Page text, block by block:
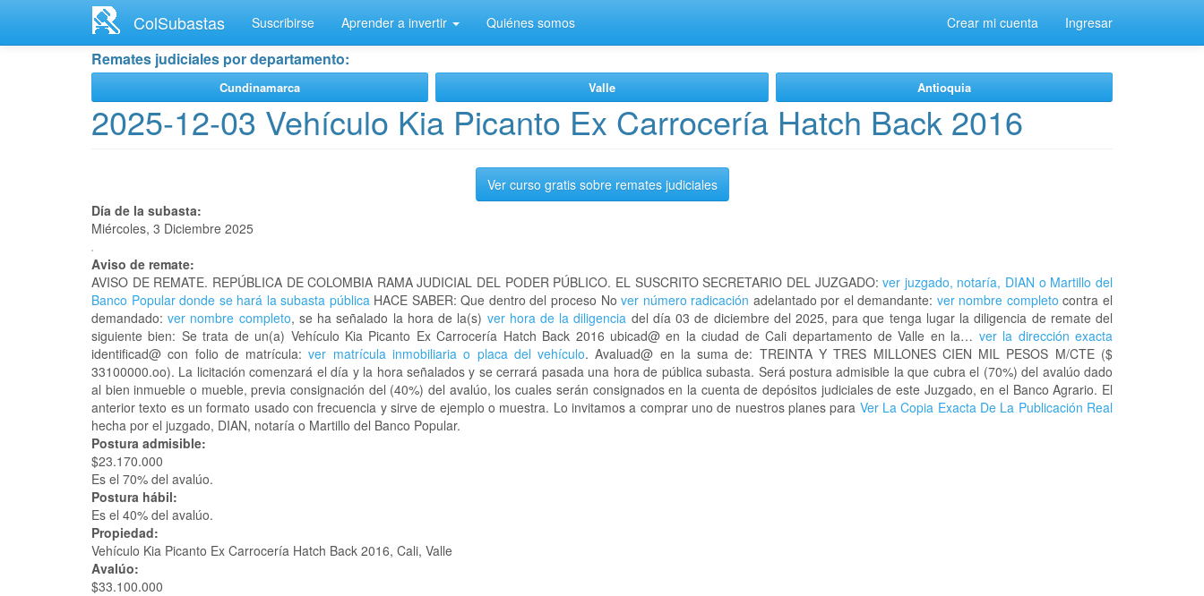
contenido
ColSubastas Suscribirse Aprender a invertir Quiénes somos Crear mi cuenta Ingresar
Remates judiciales por departamento:
Cundinamarca Valle Antioquia
2025-12-03 Vehículo Kia Picanto Ex Carrocería Hatch Back 2016
Ver curso gratis sobre remates judiciales
Día de la subasta:
Miércoles, 3 Diciembre 2025
Aviso de remate:
AVISO DE REMATE. REPÚBLICA DE COLOMBIA RAMA JUDICIAL DEL PODER PÚBLICO. EL SUSCRITO SECRETARIO DEL JUZGADO: ver juzgado, notaría, DIAN o Martillo del
Banco Popular donde se hará la subasta públicaHACE SABER: Que dentro del proceso Nover número radicación adelantado por el demandante: ver nombre completo contra el
demandado:ver nombre completo, se ha señalado la hora de la(s) ver hora de la diligencia del día 03 de diciembre del 2025, para que tenga lugar la diligencia de remate del
siguiente bien: Se trata de un(a) Vehículo Kia Picanto Ex Carrocería Hatch Back 2016 ubicad@ en la ciudad de Cali departamento de Valle en la… ver la dirección exacta
identificad@ con folio de matrícula:ver matrícula inmobiliaria o placa del vehículo. Avaluad@ en la suma de: TREINTA Y TRES MILLONES CIEN MIL PESOS M/CTE ($
33100000.oo). La licitación comenzará el día y la hora señalados y se cerrará pasada una hora de pública subasta. Será postura admisible la que cubra el (70%) del avalúo dado
al bien inmueble o mueble, previa consignación del (40%) del avalúo, los cuales serán consignados en la cuenta de depósitos judiciales de este Juzgado, en el Banco Agrario. El
anterior texto es un formato usado con frecuencia y sirve de ejemplo o muestra. Lo invitamos a comprar uno de nuestros planes para Ver La Copia Exacta De La Publicación Real
hecha por el juzgado, DIAN, notaría o Martillo del Banco Popular.
Postura admisible:
$23.170.000
Es el 70% del avalúo.
Postura hábil:
Es el 40% del avalúo.
Propiedad:
Vehículo Kia Picanto Ex Carrocería Hatch Back 2016, Cali, Valle
Avalúo:
$33.100.000